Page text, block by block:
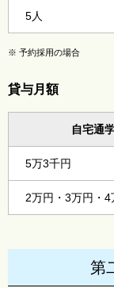
5人
※ 予約採用の場合
貸与月額
自宅通
5万3千円
2万円・3万円・4
第